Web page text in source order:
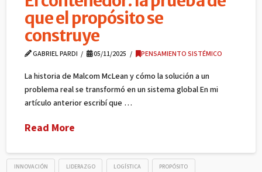
que el propósito se
construye
GABRIEL PARDI 05/11/2025 PENSAMIENTO SISTÉMICO
La historia de Malcom McLean y cómo la solución a un
problema real se transformó en un sistema global En mi
artículo anterior escribí que …
Read More
INNOVACIÓN LIDERAZGO LOGÍSTICA PROPÓSITO